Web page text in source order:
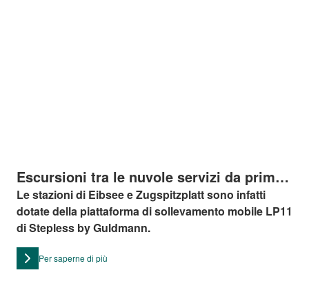
Escursioni tra le nuvole servizi da prima
classe sul treno diretto allo Zugspitze
Le stazioni di Eibsee e Zugspitzplatt sono infatti
dotate della piattaforma di sollevamento mobile LP11
di Stepless by Guldmann.
Per saperne di più